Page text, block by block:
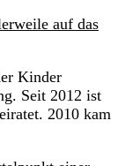
auf das
Kinder
Seit 2012 ist
2010 kam